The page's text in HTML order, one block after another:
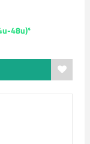
48u)*